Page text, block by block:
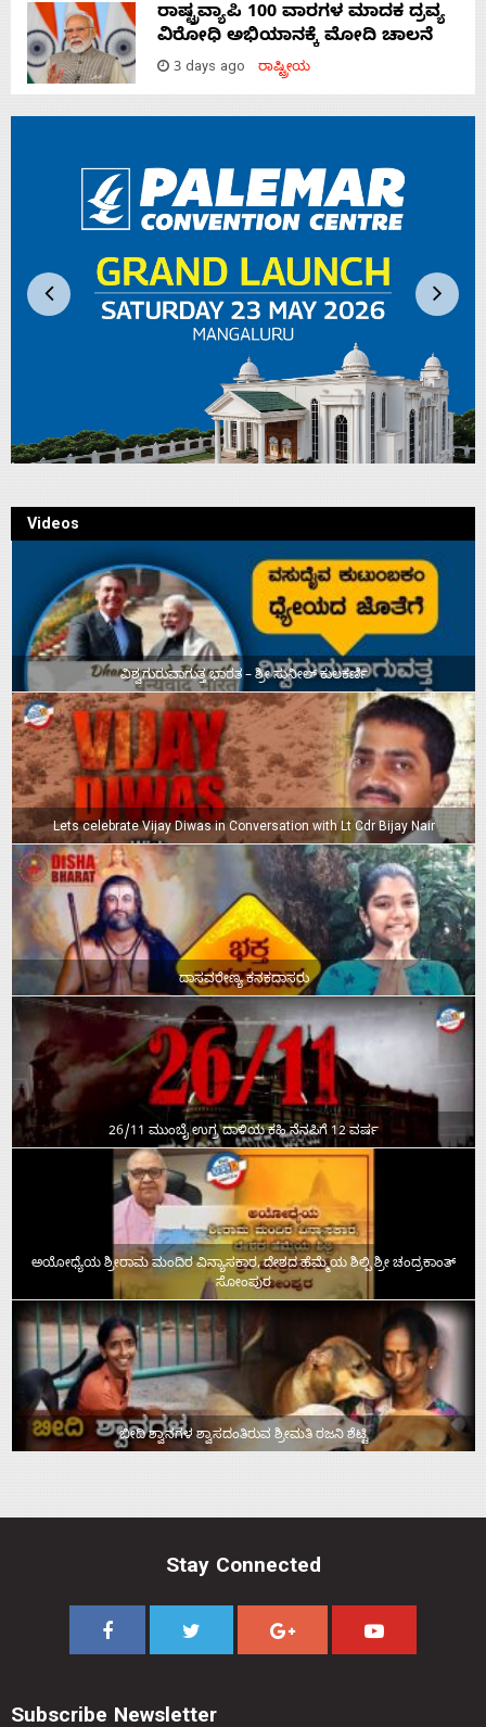
ರಾಷ್ಟ್ರವ್ಯಾಪಿ 100 ವಾರಗಳ ಮಾದಕ ದ್ರವ್ಯ
ವಿರೋಧಿ ಅಭಿಯಾನಕ್ಕೆ ಮೋದಿ ಚಾಲನೆ
3 days ago ರಾಷ್ಟ್ರೀಯ
Videos
ವಿಶ್ವಗುರುವಾಗುತ್ತ ಭಾರತ – ಶ್ರೀ ಸುನೀಲ್‌ ಕುಲಕರ್ಣಿ
Lets celebrate Vijay Diwas in Conversation with Lt Cdr Bijay Nair
ದಾಸವರೇಣ್ಯ ಕನಕದಾಸರು
26/11 ಮುಂಬೈ ಉಗ್ರ ದಾಳಿಯ ಕಹಿ ನೆನಪಿಗೆ 12 ವರ್ಷ
ಅಯೋಧ್ಯೆಯ ಶ್ರೀರಾಮ ಮಂದಿರ ವಿನ್ಯಾಸಕಾರ, ದೇಶದ ಹೆಮ್ಮೆಯ ಶಿಲ್ಪಿ ಶ್ರೀ ಚಂದ್ರಕಾಂತ್‌
ಸೋಂಪುರ
ಬೀದಿ ಶ್ವಾನಗಳ ಶ್ವಾಸದಂತಿರುವ ಶ್ರೀಮತಿ ರಜನಿ ಶೆಟ್ಟಿ
Stay Connected
Subscribe Newsletter